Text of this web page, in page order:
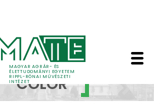
MAGYAR AGRÁR- ÉS
ÉLETTUDOMÁNYI EGYETEM
RIPPL-RÓNAI MŰVÉSZETI
INTÉZET
COLOR -
ON/OFF
COLOR